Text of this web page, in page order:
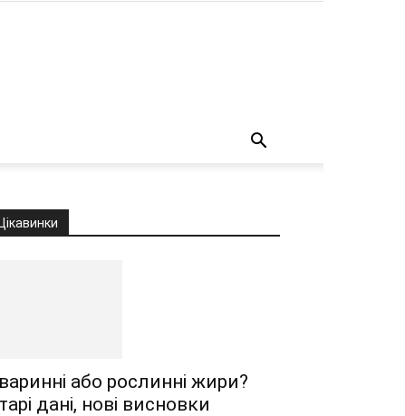
Цікавинки
або рослинні жири?
дані, нові висновки